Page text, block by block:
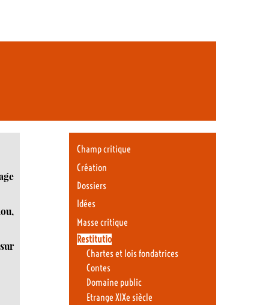
Champ critique
Création
Dossiers
Idées
Masse critique
Restitutio
Chartes et lois fondatrices
Contes
Domaine public
Etrange XIXe siècle